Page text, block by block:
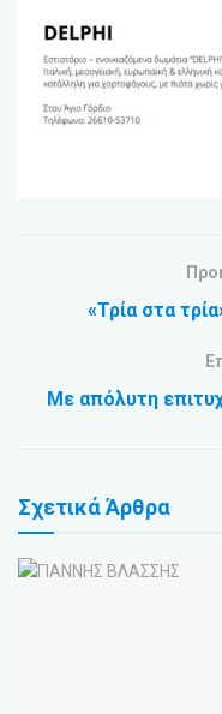
«Τρία στα
Με απόλυτη
ΣχετικάΆρθρα